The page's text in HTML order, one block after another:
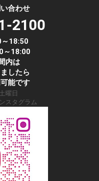
合わせ
2100
18:50
～18:00
内は
したら
能です
曜日
スタグラム